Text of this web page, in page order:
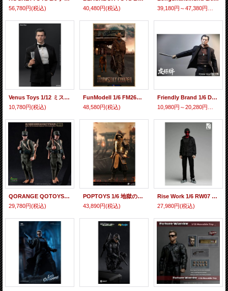
56,780円(税込)
40,480円(税込)
Venus Toys 1/12 ミスター W アクションフィギュア VET005 *予約
10,780円(税込)
FunModell 1/6 FM26001 アポカリプティック クーパー アクションフィギュア *予約
48,580円(税込)
Friendly Brand 1/6 Dongguanzai FD006アクションフィギュア / Pedestrian Railing Scene FD007アクションフィギュア用 *予約
QORANGE QOTOYS 1/6 イタリア軍 第13歩兵連隊兵士 第一次イゾンツォ川戦線 1915 アクションフィギュア用 QOM-1059 *予約
29,780円(税込)
POPTOYS 1/6 地獄の使者 ウォーリアースコーピオン アクションフィギュア EX049 再生産 *予約
43,890円(税込)
Rise Work 1/6 RW07 スパイディ アメージング ガーフィールド カスタムスーツ アクションフィギュア *予約
27,980円(税込)